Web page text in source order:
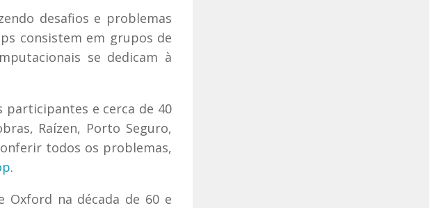
desafios e problemas
consistem em grupos de
se dedicam à
participantes e cerca de 40
Raízen, Porto Seguro,
todos os problemas,
.
Oxford na década de 60 e